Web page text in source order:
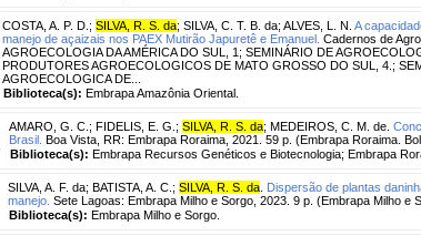
COSTA, A. P. D. ; SILVA, R. S. da; SILVA, C. T. B. da; ALVES, L. N. A
manejo de açaizais nos PAEX Mutirão Japuretê e Emanuel. Cadernos de
AGROECOLOGIA DA AMÉRICA DO SUL, 1; SEMINÁRIO DE
PRODUTORES AGROECOLOGICOS DE MATO GROSSO DO SUL, 4.;
AGROECOLOGICA DE...
Biblioteca(s): Embrapa Amazônia Oriental.
AMARO, G. C. ; FIDELIS, E. G. ; SILVA, R. S. da; MEDEIROS, C. M. de.
Brasil. Boa Vista, RR: Embrapa Roraima, 2021. 59 p. (Embrapa Roraima.
Biblioteca(s): Embrapa Recursos Genéticos e Biotecnologia; Embrapa
SILVA, A. F. da; BATISTA, A. C. ; SILVA, R. S. da Dispersão de plantas
manejo. Sete Lagoas: Embrapa Milho e Sorgo, 2023. 9 p. (Embrapa Milho e
Biblioteca(s): Embrapa Milho e Sorgo.